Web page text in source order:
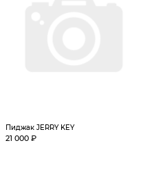
Пиджак JERRY KEY
21 000 ₽